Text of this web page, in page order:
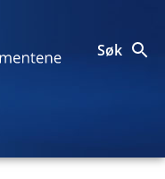
Søk